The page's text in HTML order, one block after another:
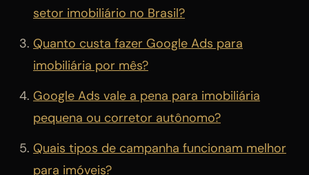
setor imobiliário no Brasil?
Quanto custa fazer Google Ads para
imobiliária por mês?
Google Ads vale a pena para imobiliária
pequena ou corretor autônomo?
Quais tipos de campanha funcionam melhor
para imóveis?